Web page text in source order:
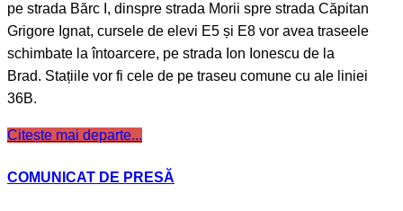
pe strada Bărc I, dinspre strada Morii spre strada Căpitan
Grigore Ignat, cursele de elevi E5 și E8 vor avea traseele
schimbate la întoarcere, pe strada Ion Ionescu de la
Brad. Stațiile vor fi cele de pe traseu comune cu ale liniei
36B.
Citește mai departe...
COMUNICAT DE PRESĂ